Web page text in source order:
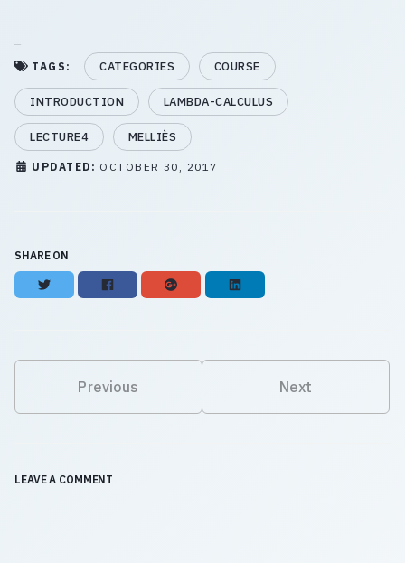
TAGS: CATEGORIES COURSE
INTRODUCTION LAMBDA-CALCULUS
LECTURE4 MELLIÈS
UPDATED: OCTOBER 30, 2017
SHARE ON
Twitter FacebookGoogle+ LinkedIn
Previous Next
LEAVE A COMMENT